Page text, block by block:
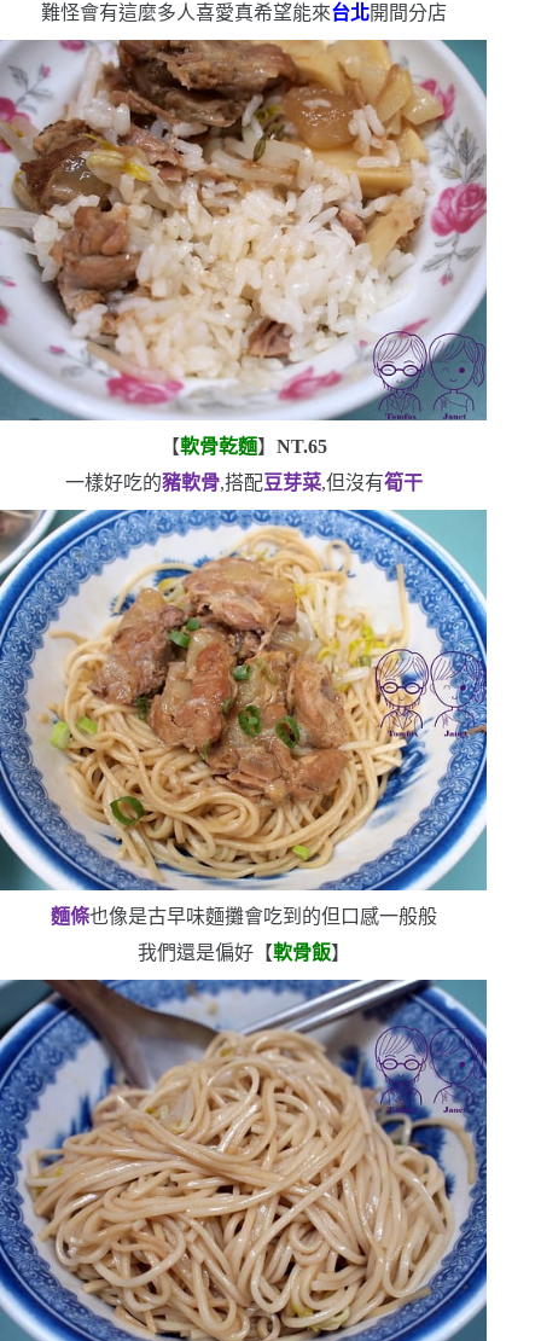
難怪會有這麼多人喜愛真希望能來台北開間分店
【軟骨乾麵】 NT.65
一樣好吃的豬軟骨,搭配豆芽菜,但沒有筍干
麵條也像是古早味麵攤會吃到的但口感一般般
我們還是偏好【軟骨飯】